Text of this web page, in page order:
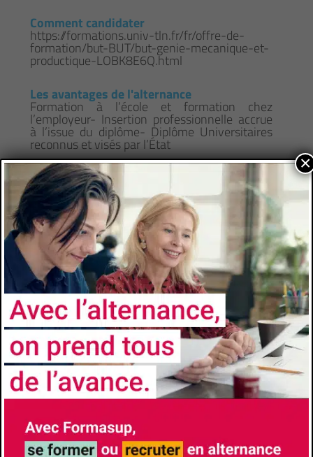
Comment candidater
https://formations.univ-tln.fr/fr/offre-de-
formation/but-BUT/but-genie-mecanique-et-
productique-LOBK8E6Q.html
Les avantages de l'alternance
Formation à l’école et formation chez
l’employeur- Insertion professionnelle accrue
à l’issue du diplôme- Diplôme Universitaires
reconnus et visés par l’État
CONTACTS
Université
Université de Toulon
Faculté/Institut/Ecole
Institut Universitaire de Technologie de Toulon
Brochure de la formation
×